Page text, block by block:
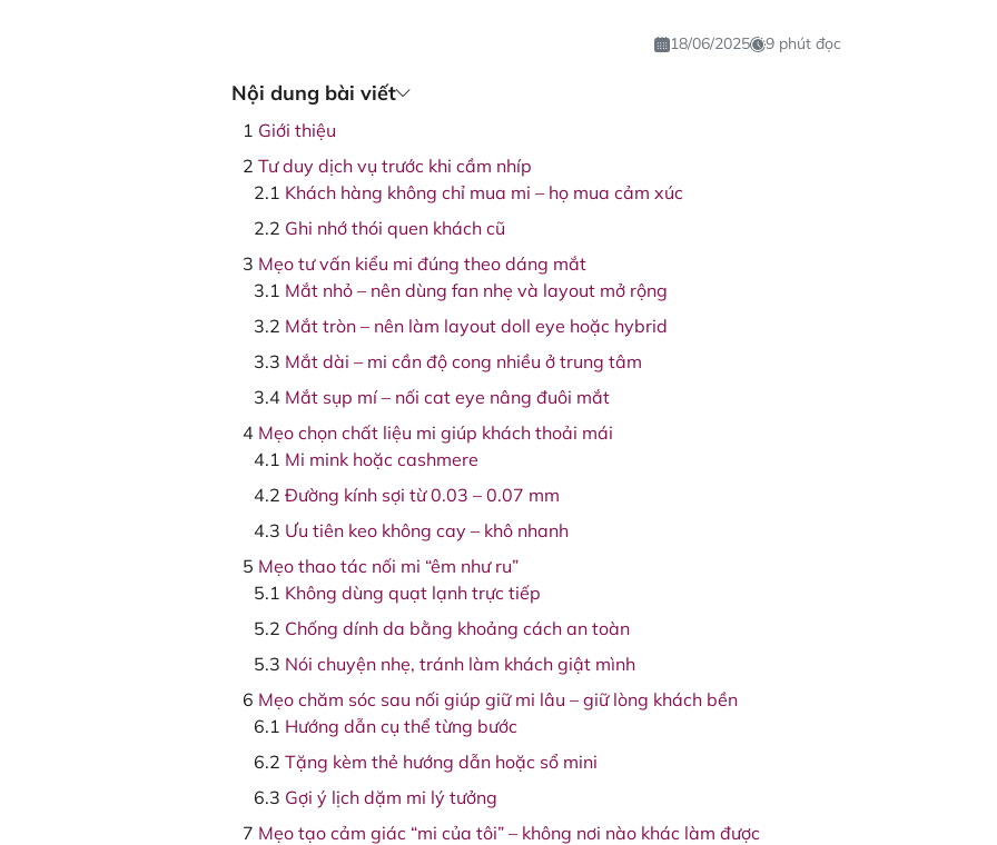
18/06/2025 9 phút đọc
Nội dung bài viết
Giới thiệu
Tư duy dịch vụ trước khi cầm nhíp
Khách hàng không chỉ mua mi – họ mua cảm xúc
Ghi nhớ thói quen khách cũ
Mẹo tư vấn kiểu mi đúng theo dáng mắt
Mắt nhỏ – nên dùng fan nhẹ và layout mở rộng
Mắt tròn – nên làm layout doll eye hoặc hybrid
Mắt dài – mi cần độ cong nhiều ở trung tâm
Mắt sụp mí – nối cat eye nâng đuôi mắt
Mẹo chọn chất liệu mi giúp khách thoải mái
Mi mink hoặc cashmere
Đường kính sợi từ 0.03 – 0.07 mm
Ưu tiên keo không cay – khô nhanh
Mẹo thao tác nối mi “êm như ru”
Không dùng quạt lạnh trực tiếp
Chống dính da bằng khoảng cách an toàn
Nói chuyện nhẹ, tránh làm khách giật mình
Mẹo chăm sóc sau nối giúp giữ mi lâu – giữ lòng khách bền
Hướng dẫn cụ thể từng bước
Tặng kèm thẻ hướng dẫn hoặc sổ mini
Gợi ý lịch dặm mi lý tưởng
Mẹo tạo cảm giác “mi của tôi” – không nơi nào khác làm được